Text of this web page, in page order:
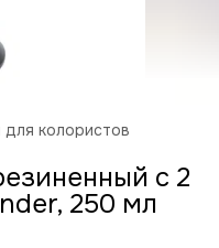
для колористов
с 2
250 мл